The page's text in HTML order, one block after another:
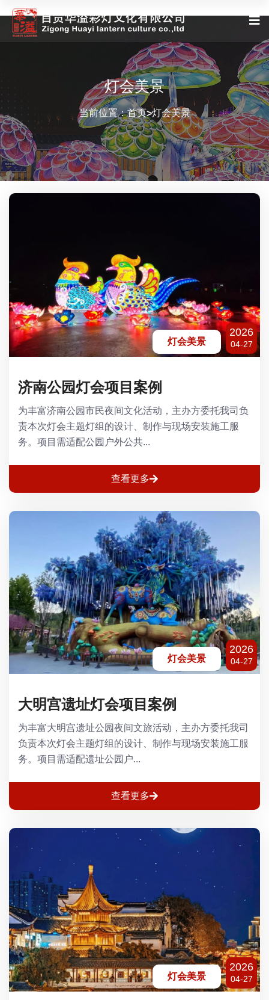
灯会美景
当前位置：首页>灯会美景
灯会美景
2026
04-27
济南公园灯会项目案例
为丰富济南公园市民夜间文化活动，主办方委托我司负
责本次灯会主题灯组的设计、制作与现场安装施工服
务。项目需适配公园户外公共...
查看更多
灯会美景
2026
04-27
大明宫遗址灯会项目案例
为丰富大明宫遗址公园夜间文旅活动，主办方委托我司
负责本次灯会主题灯组的设计、制作与现场安装施工服
务。项目需适配遗址公园户...
查看更多
灯会美景
2026
04-27